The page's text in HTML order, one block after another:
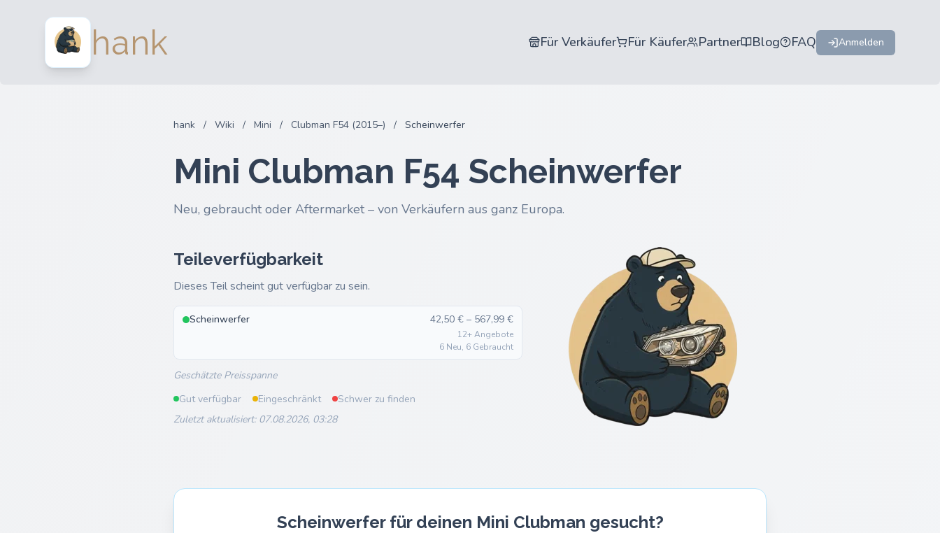
hank Für Verkäufer Für Käufer Partner Blog FAQ Anmelden
hank / Wiki / Mini / Clubman F54 (2015–) / Scheinwerfer
Mini Clubman F54 Scheinwerfer
Neu, gebraucht oder Aftermarket – von Verkäufern aus ganz Europa.
Teileverfügbarkeit
Dieses Teil scheint gut verfügbar zu sein.
Scheinwerfer 42,50 € – 567,99 €
12+ Angebote
6 Neu, 6 Gebraucht
Geschätzte Preisspanne
Gut verfügbar
Eingeschränkt
Schwer zu finden
Zuletzt aktualisiert: 07.08.2026, 03:28
Scheinwerfer für deinen Mini Clubman gesucht?